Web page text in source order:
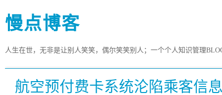
慢点博客
人生在世，无非是让别人笑笑，偶尔笑笑别人；一个个人知识管理
航空预付费卡系统沦陷乘客信